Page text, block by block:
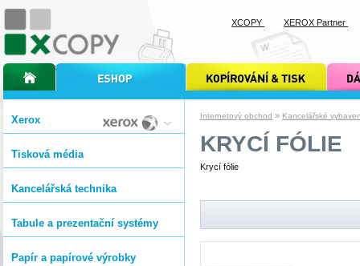
Internetový obchod » Kancelářské
KRYCÍ FÓLIE
Krycí fólie
Xerox
Tisková média
Kancelářská technika
Tabule a prezentační systémy
Papír a papírové výrobky
úvodní stránka xcopyinternetový obchod xcopy kopírování a tisk xcopy dárkové
XCOPY XEROX Partner